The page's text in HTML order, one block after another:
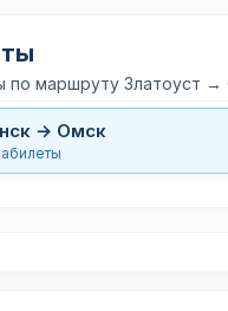
по маршруту Златоуст →
→ Омск